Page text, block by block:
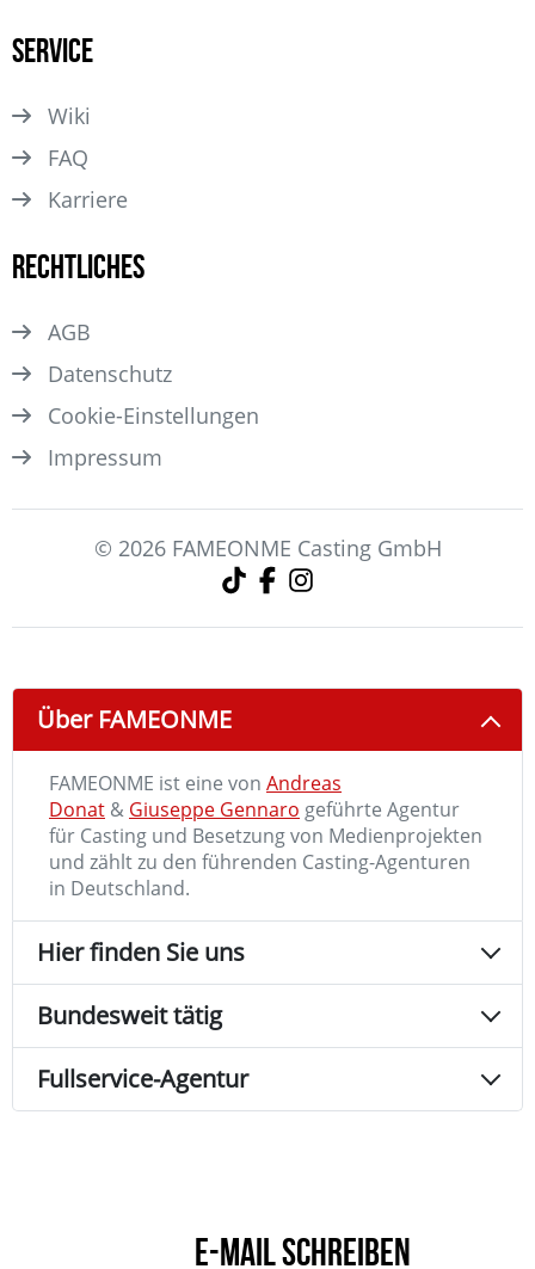
Service
Wiki
FAQ
Karriere
Rechtliches
AGB
Datenschutz
Cookie-Einstellungen
Impressum
© 2026 FAMEONME Casting GmbH
Über FAMEONME
FAMEONME ist eine von Andreas
Donat & Giuseppe Gennaro geführte Agentur
für Casting und Besetzung von Medienprojekten
und zählt zu den führenden Casting-Agenturen
in Deutschland.
Hier finden Sie uns
Bundesweit tätig
Fullservice-Agentur
E-MAIL SCHREIBEN